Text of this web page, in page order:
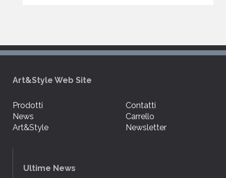
Art&Style Web Site
Prodotti
News
Art&Style
Contatti
Carrello
Newsletter
Ultime News